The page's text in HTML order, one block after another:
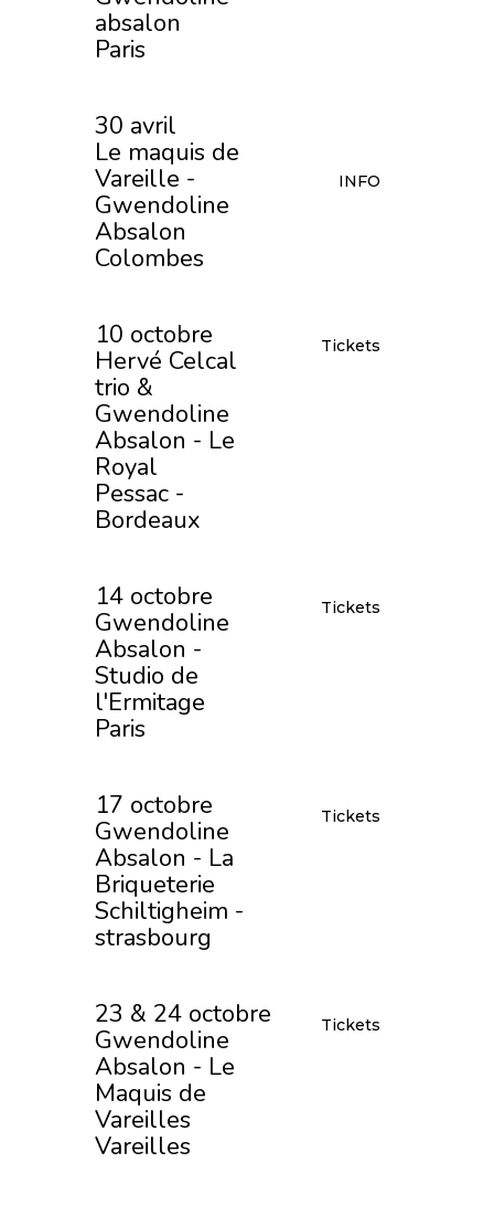
absalon
Paris
30 avril
Le maquis de
Vareille -
Gwendoline
Absalon
Colombes
INFO
10 octobre
Hervé Celcal
trio &
Gwendoline
Absalon - Le
Royal
Pessac -
Bordeaux
Tickets
14 octobre
Gwendoline
Absalon -
Studio de
l'Ermitage
Paris
Tickets
17 octobre
Gwendoline
Absalon - La
Briqueterie
Schiltigheim -
strasbourg
Tickets
23 & 24 octobre
Gwendoline
Absalon - Le
Maquis de
Vareilles
Vareilles
Tickets